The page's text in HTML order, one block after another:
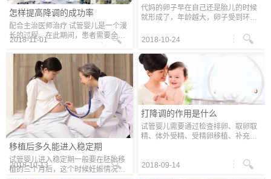
怎样提高降调的成功率
配合主治医师治疗 试管婴儿是一个漫
长的过程。在此期间，患者需要全心
全意信任医生，严格按照医生的指示
行事。 合理安排饮食 避免辛辣食物如
辛辣食物，饮食应多样化，各种营养
2018-11-01
代妈的卵子早在自己还是胎儿的时候
就形成了，年龄越大，卵子受到环境
长，卵巢功能也在逐渐退化，很容易
导致卵子的染色体发生异常，影响受
孕以
2018-10-24
移植后多久能进入稳定期
试管婴儿进入稳定期一般要在胚胎移
植的三个月后，这个时候妊娠情况基
2018-10-13
打降调的作用是什么
试管婴儿需要通过检查排卵、取卵取
精、体外受精、受精卵移植、补充激
作，一旦出错，整个试管婴儿手术都
2018-09-14